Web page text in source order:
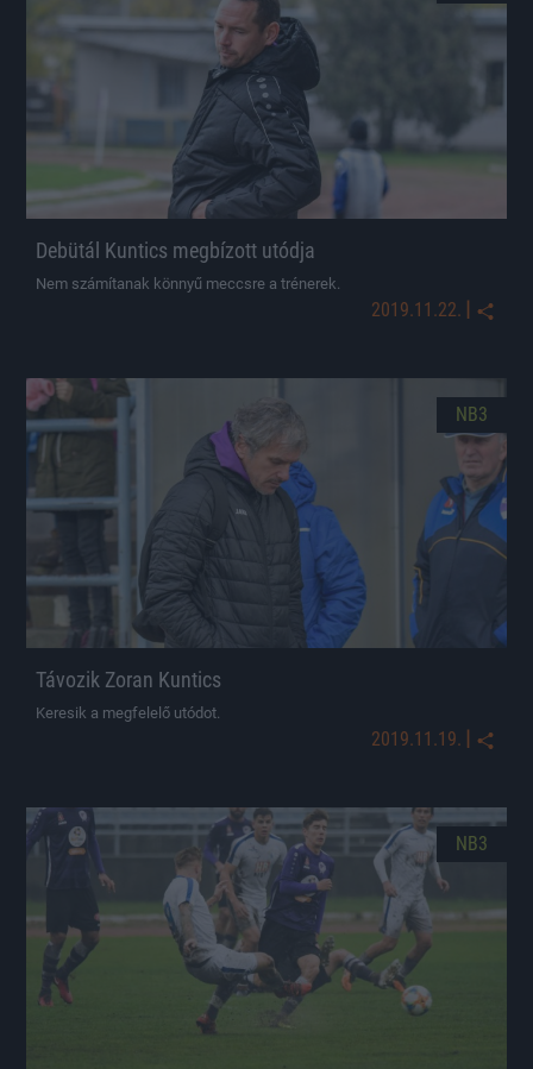
Debütál Kuntics megbízott utódja
Nem számítanak könnyű meccsre a trénerek.
2019.11.22. |
NB3
Távozik Zoran Kuntics
Keresik a megfelelő utódot.
2019.11.19. |
NB3